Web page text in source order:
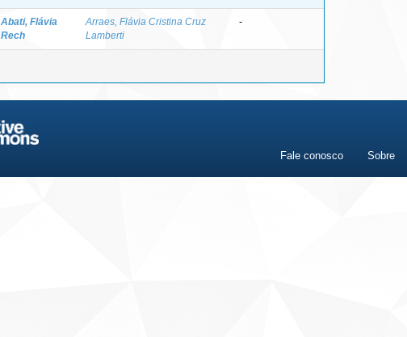
Abati, Flávia
Rech
Arraes, Flávia Cristina Cruz
Lamberti
-
Fale conosco Sobre